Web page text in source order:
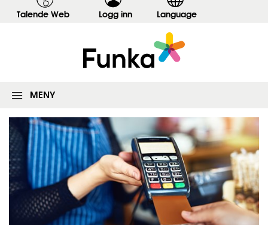
Talende Web Logg inn,
i
n
i
n
g
s
s
k
j
e
m
Language
MENY